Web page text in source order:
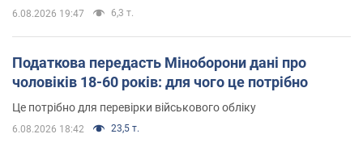
6.08.2026 19:47 6,3 т.
Податкова передасть Міноборони дані про
чоловіків 18-60 років: для чого це потрібно
Це потрібно для перевірки військового обліку
6.08.2026 18:42 23,5 т.